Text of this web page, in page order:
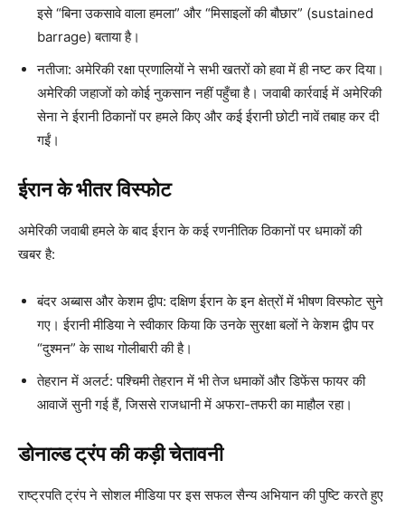
इसे “बिना उकसावे वाला हमला” और “मिसाइलों की बौछार” (sustained
barrage) बताया है।
नतीजा: अमेरिकी रक्षा प्रणालियों ने सभी खतरों को हवा में ही नष्ट कर दिया।
अमेरिकी जहाजों को कोई नुकसान नहीं पहुँचा है। जवाबी कार्रवाई में अमेरिकी
सेना ने ईरानी ठिकानों पर हमले किए और कई ईरानी छोटी नावें तबाह कर दी
गईं।
ईरान के भीतर विस्फोट
अमेरिकी जवाबी हमले के बाद ईरान के कई रणनीतिक ठिकानों पर धमाकों की
खबर है:
बंदर अब्बास और केशम द्वीप: दक्षिण ईरान के इन क्षेत्रों में भीषण विस्फोट सुने
गए। ईरानी मीडिया ने स्वीकार किया कि उनके सुरक्षा बलों ने केशम द्वीप पर
“दुश्मन” के साथ गोलीबारी की है।
तेहरान में अलर्ट: पश्चिमी तेहरान में भी तेज धमाकों और डिफेंस फायर की
आवाजें सुनी गई हैं, जिससे राजधानी में अफरा-तफरी का माहौल रहा।
डोनाल्ड ट्रंप की कड़ी चेतावनी
राष्ट्रपति ट्रंप ने सोशल मीडिया पर इस सफल सैन्य अभियान की पुष्टि करते हुए